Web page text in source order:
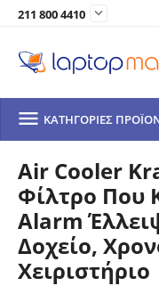
211 800 4410 
 ΚΑΤΗΓΟΡΊΕΣ
Air Cooler
Φίλτρο Που
Alarm
Δοχείο,
Χειριστήριο